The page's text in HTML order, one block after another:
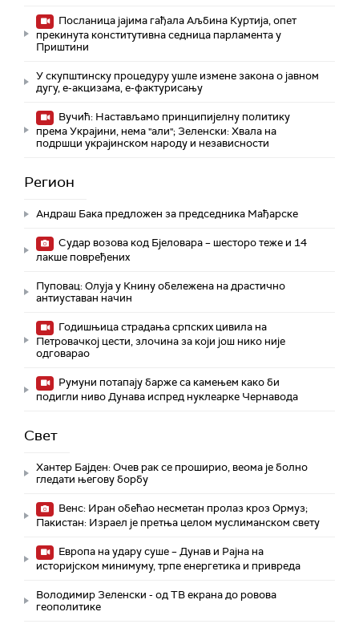
Посланица јајима гађала Аљбина Куртија, опет
прекинута конститутивна седница парламента у
Приштини
У скупштинску процедуру ушле измене закона о јавном
дугу, е-акцизама, е-фактурисању
Вучић: Настављамо принципијелну политику
према Украјини, нема "али"; Зеленски: Хвала на
подршци украјинском народу и независности
Регион
Андраш Бакa предложен за председника Мађарске
Судар возова код Бјеловара – шесторо теже и 14
лакше повређених
Пуповац: Олуја у Книну обележена на драстично
антиуставан начин
Годишњица страдања српских цивила на
Петровачкој цести, злочина за који још нико није
одговарао
Румуни потапају барже са камењем како би
подигли ниво Дунава испред нуклеарке Чернавода
Свет
Хантер Бајден: Очев рак се проширио, веома је болно
гледати његову борбу
Венс: Иран обећао несметан пролаз кроз Ормуз;
Пакистан: Израел је претња целом муслиманском свету
Европа на удару суше – Дунав и Рајна на
историјском минимуму, трпе енергетика и привреда
Володимир Зеленски - од ТВ екрана до ровова
геополитике